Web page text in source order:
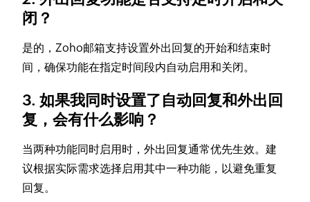
闭？
是的，Zoho邮箱支持设置外出回复的开始和结束时
间，确保功能在指定时间段内自动启用和关闭。
3. 如果我同时设置了自动回复和外出回
复，会有什么影响？
当两种功能同时启用时，外出回复通常优先生效。建
议根据实际需求选择启用其中一种功能，以避免重复
回复。